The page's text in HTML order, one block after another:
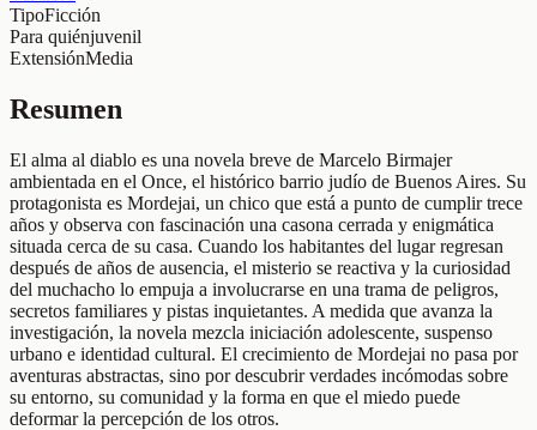
TipoFicción
Para quiénjuvenil
ExtensiónMedia
Resumen
El alma al diablo es una novela breve de Marcelo Birmajer
ambientada en el Once, el histórico barrio judío de Buenos Aires. Su
protagonista es Mordejai, un chico que está a punto de cumplir trece
años y observa con fascinación una casona cerrada y enigmática
situada cerca de su casa. Cuando los habitantes del lugar regresan
después de años de ausencia, el misterio se reactiva y la curiosidad
del muchacho lo empuja a involucrarse en una trama de peligros,
secretos familiares y pistas inquietantes. A medida que avanza la
investigación, la novela mezcla iniciación adolescente, suspenso
urbano e identidad cultural. El crecimiento de Mordejai no pasa por
aventuras abstractas, sino por descubrir verdades incómodas sobre
su entorno, su comunidad y la forma en que el miedo puede
deformar la percepción de los otros.